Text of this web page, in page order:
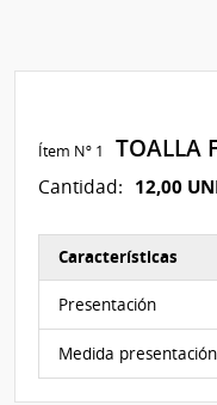
Ítem Nº 1 TOALLA
Cantidad: 12,00
Características
Presentación
Medida presentación